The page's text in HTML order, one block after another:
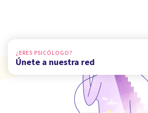
¿ERES PSICÓLOGO?
Únete a nuestra red